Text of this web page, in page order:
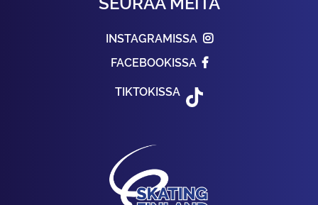
INSTAGRAMISSA
FACEBOOKISSA
TIKTOKISSA